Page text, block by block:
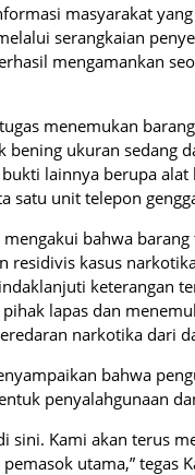
masyarakat
serangkaian
mengamankan
menemukan
ukuran sedang
lainnya berupa alat
satu unit telepon
bahwa
residivis kasus
keterangan
lapas dan
narkotika dari
bahwa
penyalahgunaan
sini. Kami akan terus
utama,” tegas